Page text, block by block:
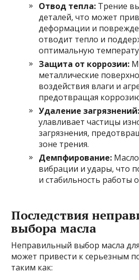
Отвод тепла: Трение
деталей, что может
деформации и
отводит тепло и
оптимальную
Защита от коррозии:
металлические
воздействия влаги и
предотвращая
Удаление загрязнений:
улавливает частицы
загрязнения,
зоне трения.
Демпфирование:
вибрации и удары, что
и стабильность работы
Последствия
выбора масла
Неправильный выбор масла
может привести к серьезным
таким как: